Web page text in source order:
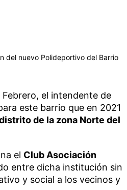
del nuevo Polideportivo del Barrio
el intendente de
este barrio que en 2021
de la zona Norte del
el Club Asociación
entre dicha institución sin
y social a los vecinos y